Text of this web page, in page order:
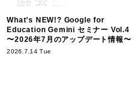
What’s NEW!? Google for
Education Gemini セミナー Vol.4
〜2026年7月のアップデート情報〜
2026.7.14 Tue